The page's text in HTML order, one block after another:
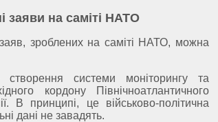
заяви на саміті НАТО
зроблених на саміті НАТО, можна
системи моніторингу та
кордону Північноатлантичного
В принципі, це військово-політична
дані не завадять.